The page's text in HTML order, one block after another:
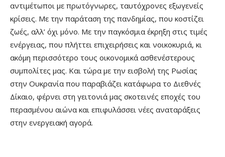
αντιμέτωποι με πρωτόγνωρες, ταυτόχρονες εξωγενείς
κρίσεις. Με την παράταση της πανδημίας, που κοστίζει
ζωές, αλλ’ όχι μόνο. Με την παγκόσμια έκρηξη στις τιμές
ενέργειας, που πλήττει επιχειρήσεις και νοικοκυριά, κι
ακόμη περισσότερο τους οικονομικά ασθενέστερους
συμπολίτες μας. Και τώρα με την εισβολή της Ρωσίας
στην Ουκρανία που παραβιάζει κατάφωρα το Διεθνές
Δίκαιο, φέρνει στη γειτονιά μας σκοτεινές εποχές του
περασμένου αιώνα και επιφυλάσσει νέες αναταράξεις
στην ενεργειακή αγορά.